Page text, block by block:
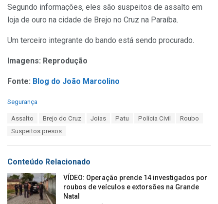
Segundo informações, eles são suspeitos de assalto em
loja de ouro na cidade de Brejo no Cruz na Paraíba.
Um terceiro integrante do bando está sendo procurado.
Imagens: Reprodução
Fonte: Blog do João Marcolino
C
i
e
s
:
Segurança
Assalto Brejo do Cruz Joias Patu Polícia Civil
Roubo
Suspeitos presos
Conteúdo Relacionado
VÍDEO: Operação prende 14 investigados por
roubos de veículos e extorsões na Grande
Natal